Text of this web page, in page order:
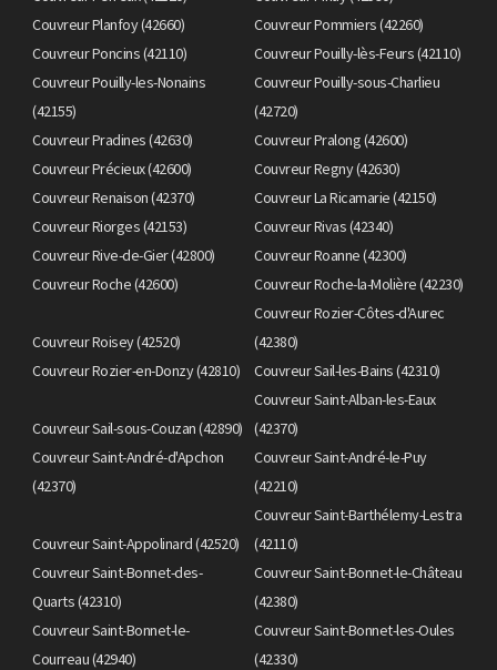
Couvreur Planfoy (42660)
Couvreur Pommiers (42260)
Couvreur Poncins (42110)
Couvreur Pouilly-lès-Feurs (42110)
Couvreur Pouilly-les-Nonains
(42155)
Couvreur Pouilly-sous-Charlieu
(42720)
Couvreur Pradines (42630)
Couvreur Pralong (42600)
Couvreur Précieux (42600)
Couvreur Regny (42630)
Couvreur Renaison (42370)
Couvreur La Ricamarie (42150)
Couvreur Riorges (42153)
Couvreur Rivas (42340)
Couvreur Rive-de-Gier (42800)
Couvreur Roanne (42300)
Couvreur Roche (42600)
Couvreur Roche-la-Molière (42230)
Couvreur Roisey (42520)
Couvreur Rozier-Côtes-d'Aurec
(42380)
Couvreur Rozier-en-Donzy (42810)
Couvreur Sail-les-Bains (42310)
Couvreur Sail-sous-Couzan (42890)
Couvreur Saint-Alban-les-Eaux
(42370)
Couvreur Saint-André-d'Apchon
(42370)
Couvreur Saint-André-le-Puy
(42210)
Couvreur Saint-Appolinard (42520)
Couvreur Saint-Barthélemy-Lestra
(42110)
Couvreur Saint-Bonnet-des-
Quarts (42310)
Couvreur Saint-Bonnet-le-Château
(42380)
Couvreur Saint-Bonnet-le-
Courreau (42940)
Couvreur Saint-Bonnet-les-Oules
(42330)